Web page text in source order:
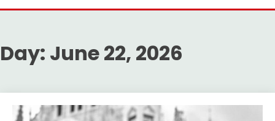
PROMI-NEWS-BLOG
Day: June 22, 2026